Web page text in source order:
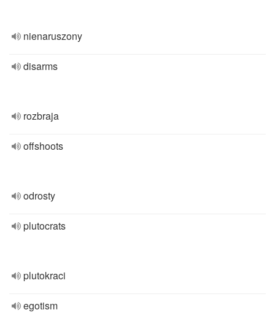
nienaruszony
disarms
rozbraja
offshoots
odrosty
plutocrats
plutokraci
egotism